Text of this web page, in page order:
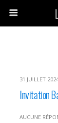
31 JUILLET
Invitation
AUCUNE